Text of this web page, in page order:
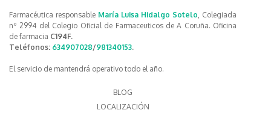
Farmacéutica responsable María Luisa Hidalgo Sotelo, Colegiada
nº 2994 del Colegio Oficial de Farmaceuticos de A Coruña. Oficina
de farmacia C194F.
Teléfonos: 634907028/981340153.
El servicio de mantendrá operativo todo el año.
BLOG
LOCALIZACIÓN